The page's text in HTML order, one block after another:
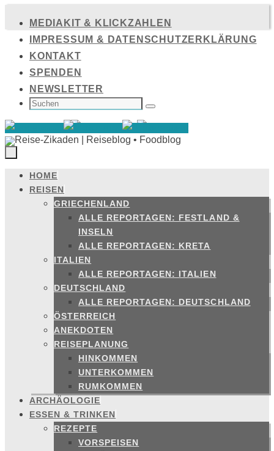
Inhalt
springen
MEDIAKIT & KLICKZAHLEN
IMPRESSUM & DATENSCHUTZERKLÄRUNG
KONTAKT
SPENDEN
NEWSLETTER
SUCHEN
NACH: Suchen
Zum
Inhalt
springen
HOME
REISEN
GRIECHENLAND
ALLE REPORTAGEN: FESTLAND &
INSELN
ALLE REPORTAGEN: KRETA
ITALIEN
ALLE REPORTAGEN: ITALIEN
DEUTSCHLAND
ALLE REPORTAGEN: DEUTSCHLAND
ÖSTERREICH
ANEKDOTEN
REISEPLANUNG
HINKOMMEN
UNTERKOMMEN
RUMKOMMEN
ARCHÄOLOGIE
ESSEN & TRINKEN
REZEPTE
VORSPEISEN